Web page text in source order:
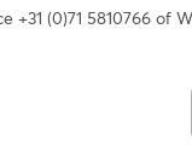
+31 (0)71 5810766 of